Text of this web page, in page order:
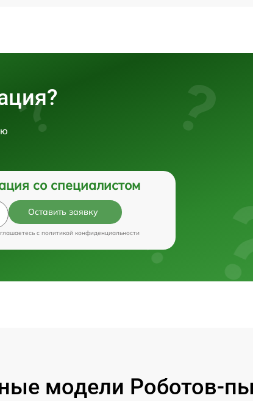
со специалистом
Оставить заявку
c политикой конфиденциальности
модели Роботов-